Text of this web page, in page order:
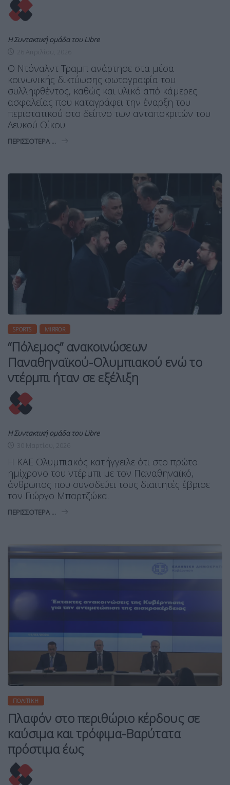
Η Συντακτική ομάδα του Libre
Ο Ντόναλντ Τραμπ ανάρτησε στα μέσα
κοινωνικής δικτύωσης φωτογραφία του
συλληφθέντος, καθώς και υλικό από κάμερες
ασφαλείας που καταγράφει την έναρξη του
περιστατικού στο δείπνο των ανταποκριτών του
Λευκού Οίκου.
ΠΕΡΙΣΣΌΤΕΡΑ ...
SPORTS MIRROR
“Πόλεμος” ανακοινώσεων
Παναθηναϊκού-Ολυμπιακού ενώ το
ντέρμπι ήταν σε εξέλιξη
Η Συντακτική ομάδα του Libre
Η ΚΑΕ Ολυμπιακός κατήγγειλε ότι στο πρώτο
ημίχρονο του ντέρμπι με τον Παναθηναϊκό,
άνθρωπος που συνοδεύει τους διαιτητές έβρισε
τον Γιώργο Μπαρτζώκα.
ΠΕΡΙΣΣΌΤΕΡΑ ...
ΠΟΛΙΤΙΚΉ
Πλαφόν στο περιθώριο κέρδους σε
καύσιμα και τρόφιμα-Βαρύτατα
πρόστιμα έως